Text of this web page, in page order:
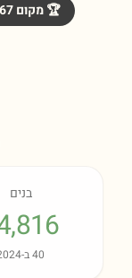
🏆 מקום
בנים
40ב-